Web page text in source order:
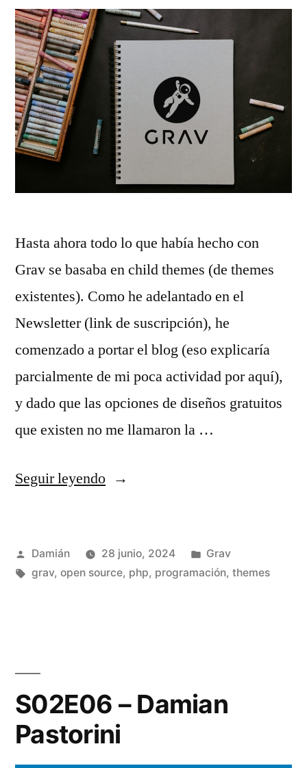
Hasta ahora todo lo que había hecho con
Grav se basaba en child themes (de themes
existentes). Como he adelantado en el
Newsletter (link de suscripción), he
comenzado a portar el blog (eso explicaría
parcialmente de mi poca actividad por aquí),
y dado que las opciones de diseños gratuitos
que existen no me llamaron la …
Seguir leyendo«Crear
desde
TailwindCSS»
Publicado
por
Damián 28 junio, 2024
Publicado
en
Grav
Etiquetas:
grav, open source, php, programación, themes
S02E06 – Damian
Pastorini